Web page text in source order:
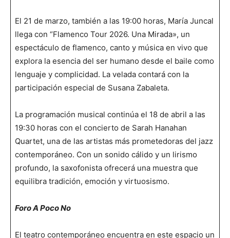
El 21 de marzo, también a las 19:00 horas, María Juncal
llega con “Flamenco Tour 2026. Una Mirada», un
espectáculo de flamenco, canto y música en vivo que
explora la esencia del ser humano desde el baile como
lenguaje y complicidad. La velada contará con la
participación especial de Susana Zabaleta.
La programación musical continúa el 18 de abril a las
19:30 horas con el concierto de Sarah Hanahan
Quartet, una de las artistas más prometedoras del jazz
contemporáneo. Con un sonido cálido y un lirismo
profundo, la saxofonista ofrecerá una muestra que
equilibra tradición, emoción y virtuosismo.
Foro A Poco No
El teatro contemporáneo encuentra en este espacio un